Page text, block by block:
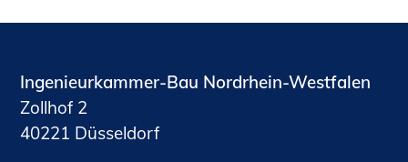
Ingenieurkammer-Bau Nordrhein-Westfalen
Zollhof 2
40221 Düsseldorf